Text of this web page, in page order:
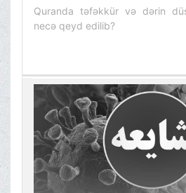
Quranda təfəkkür və dərin
necə qeyd edilib?